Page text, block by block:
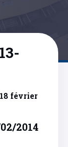
février
2014